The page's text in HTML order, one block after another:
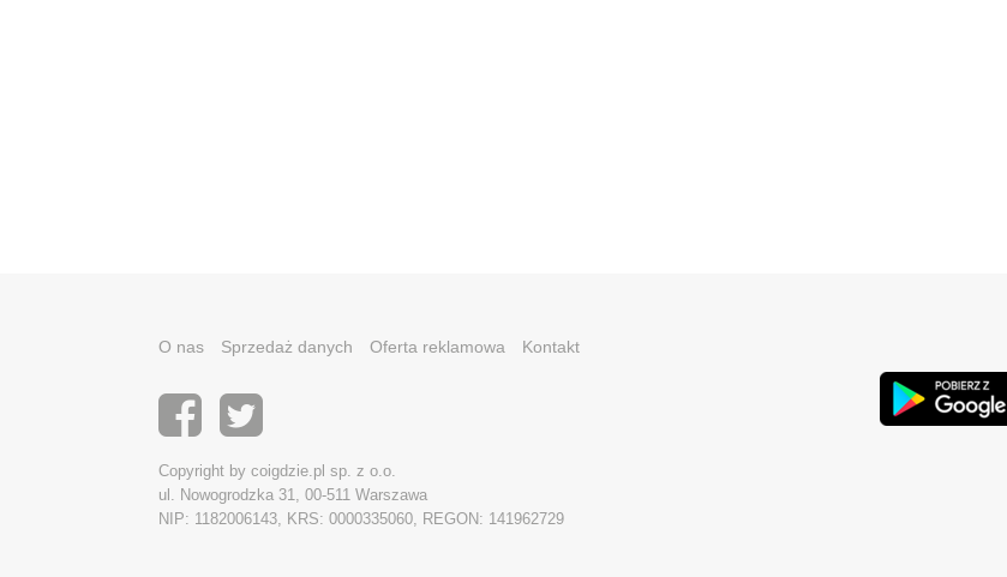
O nas Sprzedaż danych Oferta reklamowa Kontakt
Copyright by coigdzie.pl sp. z o.o.
ul. Nowogrodzka 31, 00-511 Warszawa
NIP: 1182006143, KRS: 0000335060, REGON: 141962729